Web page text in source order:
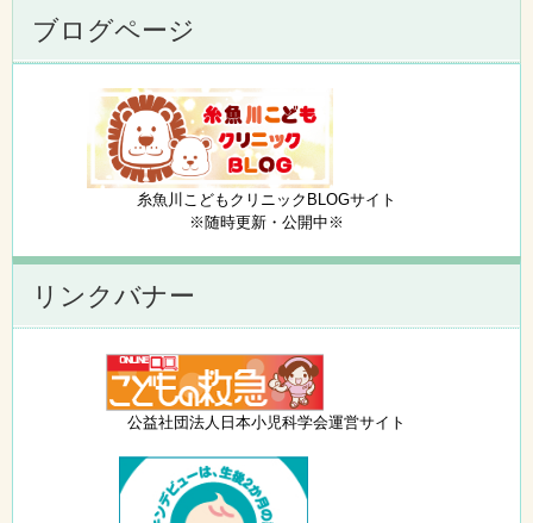
ブログページ
糸魚川こどもクリニックBLOGサイト
※随時更新・公開中※
リンクバナー
公益社団法人日本小児科学会運営サイト